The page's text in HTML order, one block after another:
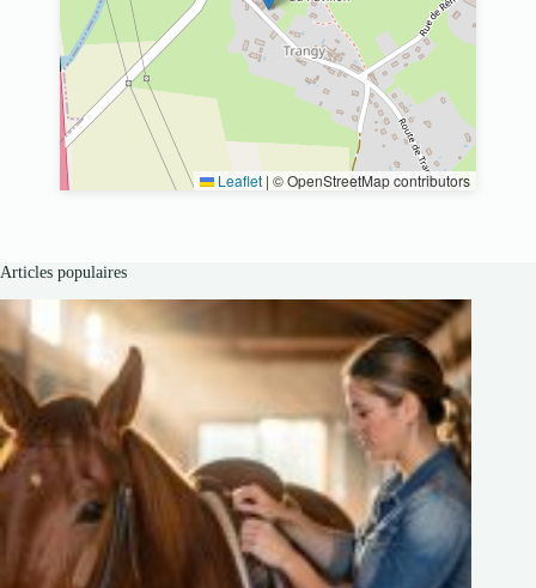
Leaflet | © OpenStreetMap contributors
Articles populaires